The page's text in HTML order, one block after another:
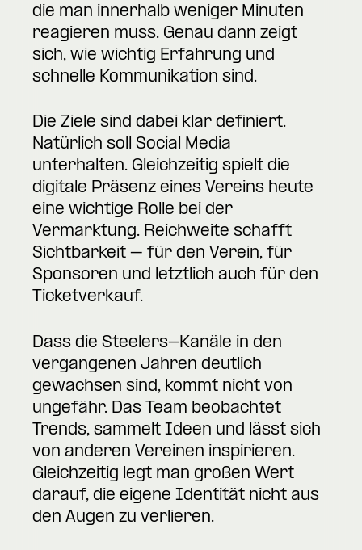
die man innerhalb weniger Minuten
reagieren muss. Genau dann zeigt
sich, wie wichtig Erfahrung und
schnelle Kommunikation sind.
Die Ziele sind dabei klar definiert.
Natürlich soll Social Media
unterhalten. Gleichzeitig spielt die
digitale Präsenz eines Vereins heute
eine wichtige Rolle bei der
Vermarktung. Reichweite schafft
Sichtbarkeit – für den Verein, für
Sponsoren und letztlich auch für den
Ticketverkauf.
Dass die Steelers-Kanäle in den
vergangenen Jahren deutlich
gewachsen sind, kommt nicht von
ungefähr. Das Team beobachtet
Trends, sammelt Ideen und lässt sich
von anderen Vereinen inspirieren.
Gleichzeitig legt man großen Wert
darauf, die eigene Identität nicht aus
den Augen zu verlieren.